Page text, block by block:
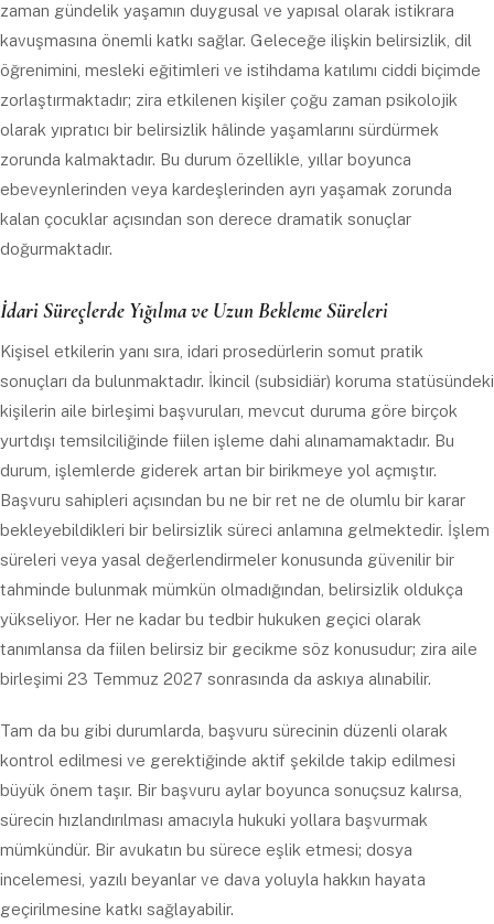
zaman gündelik yaşamın duygusal ve yapısal olarak istikrara
kavuşmasına önemli katkı sağlar. Geleceğe ilişkin belirsizlik, dil
öğrenimini, mesleki eğitimleri ve istihdama katılımı ciddi biçimde
zorlaştırmaktadır; zira etkilenen kişiler çoğu zaman psikolojik
olarak yıpratıcı bir belirsizlik hâlinde yaşamlarını sürdürmek
zorunda kalmaktadır. Bu durum özellikle, yıllar boyunca
ebeveynlerinden veya kardeşlerinden ayrı yaşamak zorunda
kalan çocuklar açısından son derece dramatik sonuçlar
doğurmaktadır.
İdari Süreçlerde Yığılma ve Uzun Bekleme Süreleri
Kişisel etkilerin yanı sıra, idari prosedürlerin somut pratik
sonuçları da bulunmaktadır. İkincil (subsidiär) koruma statüsündeki
kişilerin aile birleşimi başvuruları, mevcut duruma göre birçok
yurtdışı temsilciliğinde fiilen işleme dahi alınamamaktadır. Bu
durum, işlemlerde giderek artan bir birikmeye yol açmıştır.
Başvuru sahipleri açısından bu ne bir ret ne de olumlu bir karar
bekleyebildikleri bir belirsizlik süreci anlamına gelmektedir. İşlem
süreleri veya yasal değerlendirmeler konusunda güvenilir bir
tahminde bulunmak mümkün olmadığından, belirsizlik oldukça
yükseliyor. Her ne kadar bu tedbir hukuken geçici olarak
tanımlansa da fiilen belirsiz bir gecikme söz konusudur; zira aile
birleşimi 23 Temmuz 2027 sonrasında da askıya alınabilir.
Tam da bu gibi durumlarda, başvuru sürecinin düzenli olarak
kontrol edilmesi ve gerektiğinde aktif şekilde takip edilmesi
büyük önem taşır. Bir başvuru aylar boyunca sonuçsuz kalırsa,
sürecin hızlandırılması amacıyla hukuki yollara başvurmak
mümkündür. Bir avukatın bu sürece eşlik etmesi; dosya
incelemesi, yazılı beyanlar ve dava yoluyla hakkın hayata
geçirilmesine katkı sağlayabilir.